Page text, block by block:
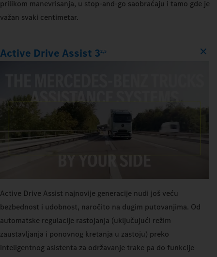
prilikom manevrisanja, u stop‑and‑go saobraćaju i tamo gde je
važan svaki centimetar.
Active Drive Assist 32,5
Active Drive Assist najnovije generacije nudi još veću
bezbednost i udobnost, naročito na dugim putovanjima. Od
automatske regulacije rastojanja (uključujući režim
zaustavljanja i ponovnog kretanja u zastoju) preko
inteligentnog asistenta za održavanje trake pa do funkcije